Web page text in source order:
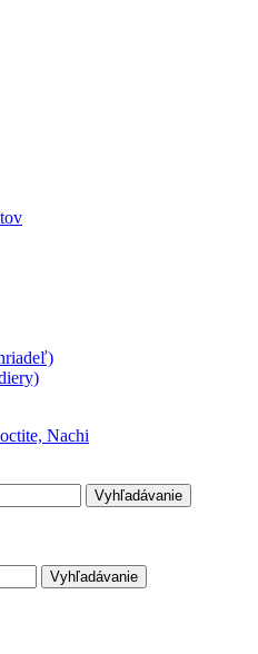
Vyhľadávanie
Vyhľadávanie